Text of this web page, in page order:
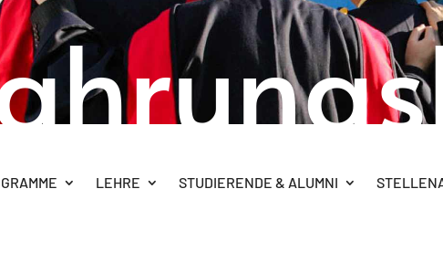
LEHRE STUDIERENDE & ALUMNI